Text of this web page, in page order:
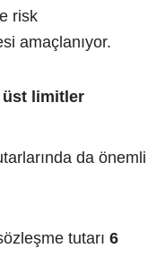
risk
amaçlanıyor.
üst limitler
da önemli
tutarı 6